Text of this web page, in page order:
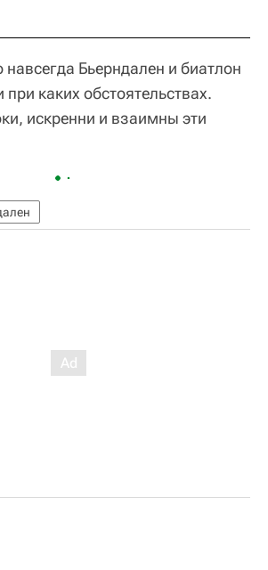
навсегда Бьерндален и биатлон
при каких обстоятельствах.
искренни и взаимны эти